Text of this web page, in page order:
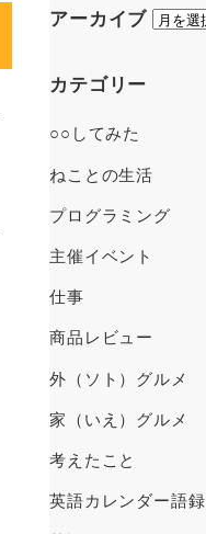
アーカイブ
ア
カテゴリー
○○してみた
ねことの生活
プログラミング
主催イベント
仕事
商品レビュー
外（ソト）グルメ
家（いえ）グルメ
考えたこと
英語カレンダー語録